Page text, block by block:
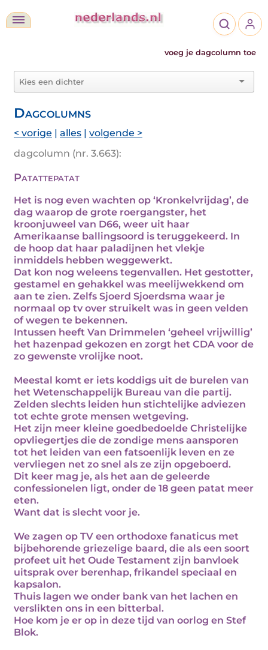
voeg je dagcolumn toe
Dagcolumns
< vorige | alles | volgende >
dagcolumn (nr. 3.663):
Patattepatat
Het is nog even wachten op ‘Kronkelvrijdag’, de
dag waarop de grote roergangster, het
kroonjuweel van D66, weer uit haar
Amerikaanse ballingsoord is teruggekeerd. In
de hoop dat haar paladijnen het vlekje
inmiddels hebben weggewerkt.
Dat kon nog weleens tegenvallen. Het gestotter,
gestamel en gehakkel was meelijwekkend om
aan te zien. Zelfs Sjoerd Sjoerdsma waar je
normaal op tv over struikelt was in geen velden
of wegen te bekennen.
Intussen heeft Van Drimmelen ‘geheel vrijwillig’
het hazenpad gekozen en zorgt het CDA voor de
zo gewenste vrolijke noot.
Meestal komt er iets koddigs uit de burelen van
het Wetenschappelijk Bureau van die partij.
Zelden slechts leiden hun stichtelijke adviezen
tot echte grote mensen wetgeving.
Het zijn meer kleine goedbedoelde Christelijke
opvliegertjes die de zondige mens aansporen
tot het leiden van een fatsoenlijk leven en ze
vervliegen net zo snel als ze zijn opgeboerd.
Dit keer mag je, als het aan de geleerde
confessionelen ligt, onder de 18 geen patat meer
eten.
Want dat is slecht voor je.
We zagen op TV een orthodoxe fanaticus met
bijbehorende griezelige baard, die als een soort
profeet uit het Oude Testament zijn banvloek
uitsprak over berenhap, frikandel speciaal en
kapsalon.
Thuis lagen we onder bank van het lachen en
verslikten ons in een bitterbal.
Hoe kom je er op in deze tijd van oorlog en Stef
Blok.